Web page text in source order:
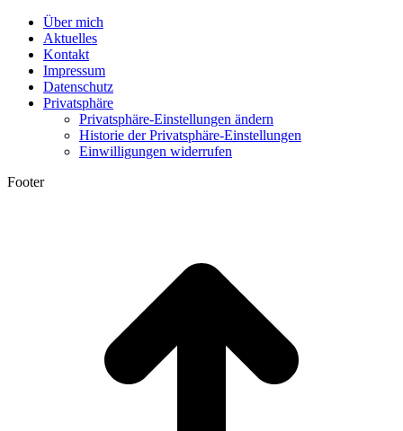
Über mich
Aktuelles
Kontakt
Impressum
Datenschutz
Privatsphäre
Privatsphäre-Einstellungen ändern
Historie der Privatsphäre-Einstellungen
Einwilligungen widerrufen
Footer